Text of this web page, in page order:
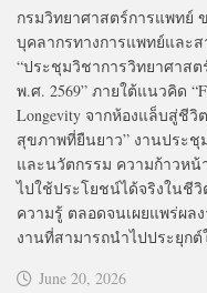
กรมวิทยาศาสตร์การแพทย์
บุคลากรทางการแพทย์และ
“ประชุมวิชาการวิทยาศาส
พ.ศ. 2569” ภายใต้แนวคิด
Longevity จากห้องแล็บสู่ชีวิ
สุขภาพที่ยืนยาว” งานประชุ
และนวัตกรรม ความก้าวห
ไปใช้ประโยชน์ได้จริงในชี
ความรู้ ตลอดจนเผยแพร่ผ
งานที่สามารถนำไปประยุก
June 20, 2026